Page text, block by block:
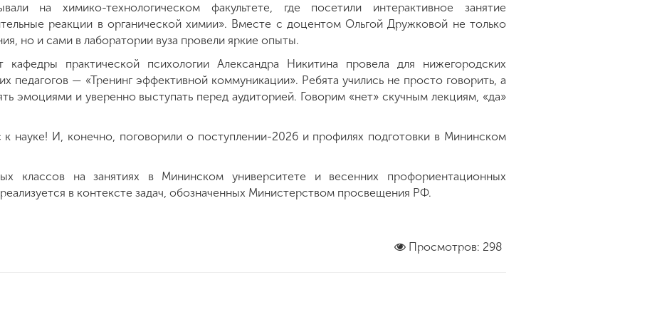
на химико-технологическом факультете, где посетили интерактивное занятие
реакции в органической химии». Вместе с доцентом Ольгой Дружковой не только
но и сами в лаборатории вуза провели яркие опыты.
практической психологии Александра Никитина провела для нижегородских
педагогов — «Тренинг эффективной коммуникации». Ребята учились не просто говорить, а
эмоциями и уверенно выступать перед аудиторией. Говорим «нет» скучным лекциям, «да»
к науке! И, конечно, поговорили о поступлении-2026 и профилях подготовки в Мининском
классов на занятиях в Мининском университете и весенних профориентационных
в контексте задач, обозначенных Министерством просвещения РФ.
Просмотров: 298